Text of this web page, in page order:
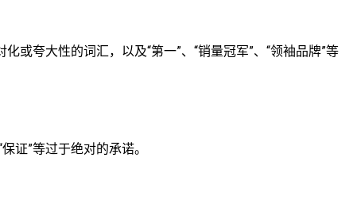
化或夸大性的词汇，以及“第一”、“销量冠军”、“领袖品牌”等
证”等过于绝对的承诺。